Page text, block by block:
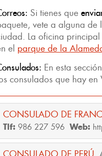
Si tienes que
vete a alguna de
La oficina
el parque de la
En esta
consulados que hay en
CONSULADO DE
Tlf: 986 227 596 Web: